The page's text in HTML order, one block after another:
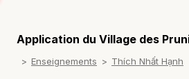
Application du Village des
Enseignements Thích Nhất Hạnh